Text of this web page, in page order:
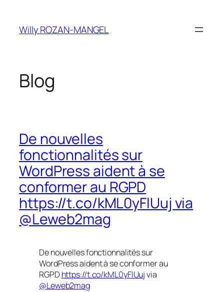
contenu
Willy ROZAN-MANGEL
Blog
De nouvelles
fonctionnalités sur
WordPress aident à se
conformer au RGPD
https://t.co/kML0yFlUuj via
@Leweb2mag
De nouvelles fonctionnalités sur
WordPress aident à se conformer au
RGPD https://t.co/kML0yFlUujvia
@Leweb2mag